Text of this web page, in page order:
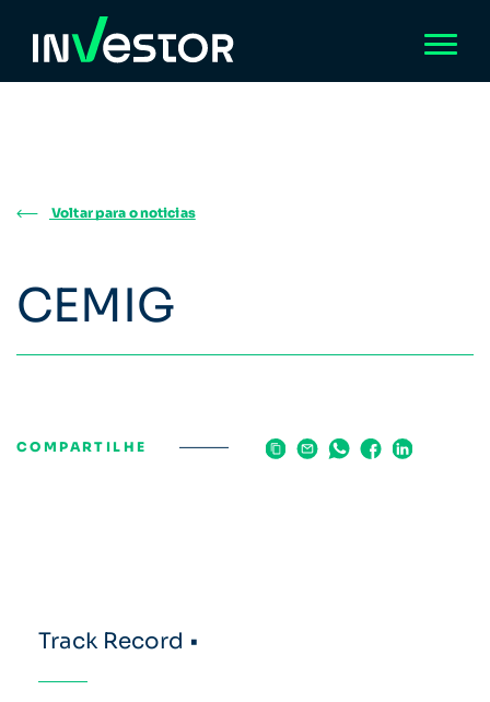
Voltar para o noticias
CEMIG
COMPARTILHE
Track Record •